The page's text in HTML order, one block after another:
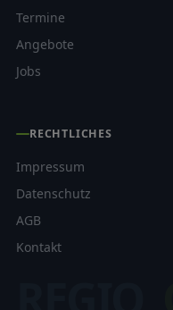
Termine
Angebote
Jobs
RECHTLICHES
Impressum
Datenschutz
AGB
Kontakt